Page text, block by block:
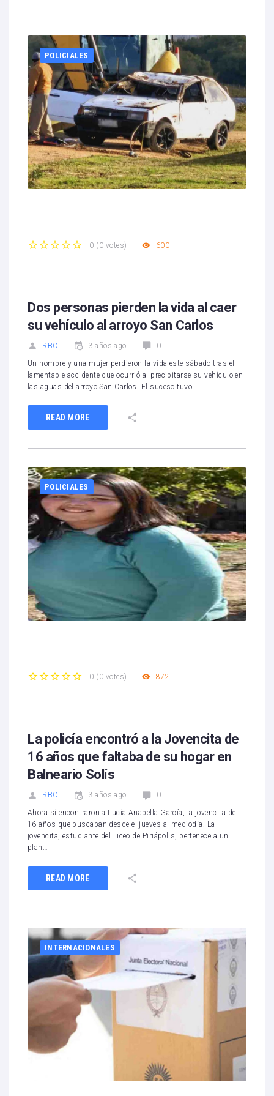
POLICIALES
0 ( 0 votes) 600
Dos personas pierden la vida al caer
su vehículo al arroyo San Carlos
RBC 3 años ago 0
Un hombre y una mujer perdieron la vida este sábado tras el
lamentable accidente que ocurrió al precipitarse su vehículo en
las aguas del arroyo San Carlos. El suceso tuvo…
READ MORE
POLICIALES
0 ( 0 votes) 872
La policía encontró a la Jovencita de
16 años que faltaba de su hogar en
Balneario Solís
RBC 3 años ago 0
Ahora sí encontraron a Lucía Anabella García, la jovencita de
16 años que buscaban desde el jueves al mediodía. La
jovencita, estudiante del Liceo de Piriápolis, pertenece a un
plan…
READ MORE
INTERNACIONALES